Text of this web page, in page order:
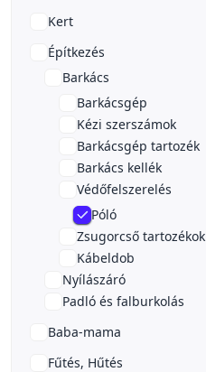
Kert
Építkezés
Barkács
Barkácsgép
Kézi szerszámok
Barkácsgép tartozék
Barkács kellék
Védőfelszerelés
Póló
Zsugorcső tartozékok
Kábeldob
Nyílászáró
Padló és falburkolás
Baba-mama
Fűtés, Hűtés